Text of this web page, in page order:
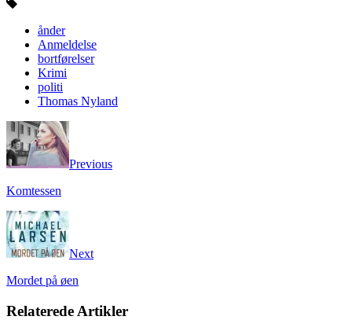
ånder
Anmeldelse
bortførelser
Krimi
politi
Thomas Nyland
Previous
Komtessen
Next
Mordet på øen
Relaterede Artikler